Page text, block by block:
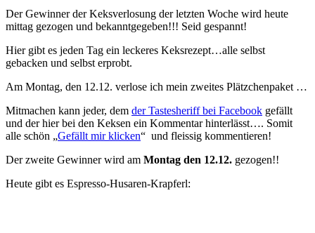
Der Gewinner der Keksverlosung der letzten Woche wird heute
mittag gezogen und bekanntgegeben!!! Seid gespannt!
Hier gibt es jeden Tag ein leckeres Keksrezept…alle selbst
gebacken und selbst erprobt.
Am Montag, den 12.12. verlose ich mein zweites Plätzchenpaket …
Mitmachen kann jeder, dem der Tastesheriff bei Facebook gefällt
und der hier bei den Keksen ein Kommentar hinterlässt…. Somit
alle schön „Gefällt mir klicken“ und fleissig kommentieren!
Der zweite Gewinner wird am Montag den 12.12. gezogen!!
Heute gibt es Espresso-Husaren-Krapferl: